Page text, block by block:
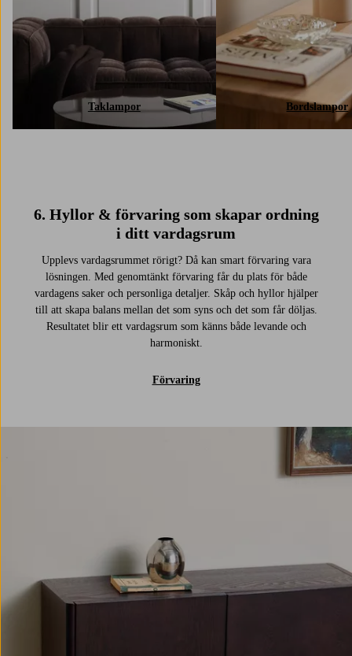
Taklampor Bordslampor
6. Hyllor & förvaring som skapar ordning
i ditt vardagsrum
Upplevs vardagsrummet rörigt? Då kan smart förvaring vara
lösningen. Med genomtänkt förvaring får du plats för både
vardagens saker och personliga detaljer. Skåp och hyllor hjälper
till att skapa balans mellan det som syns och det som får döljas.
Resultatet blir ett vardagsrum som känns både levande och
harmoniskt.
Förvaring